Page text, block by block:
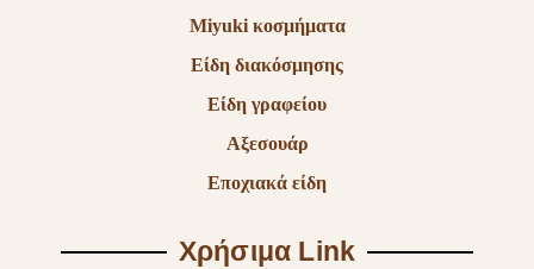
Miyuki κοσμήματα
Είδη διακόσμησης
Είδη γραφείου
Αξεσουάρ
Εποχιακά είδη
Χρήσιμα Link